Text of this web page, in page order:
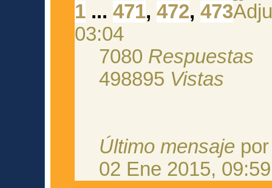
1 ...471,472,473
03:04
7080 Respuestas
498895 Vistas
Último mensaje
02 Ene 2015, 09:59